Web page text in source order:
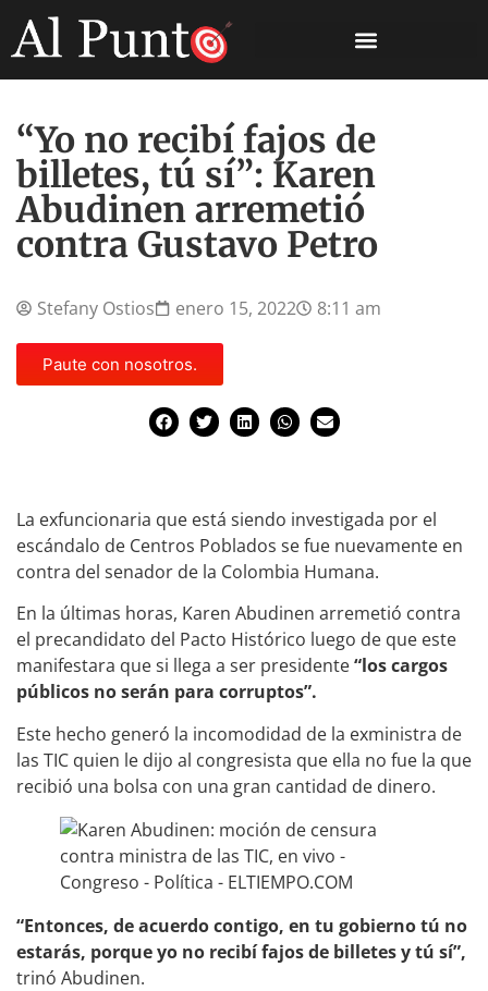
“Yo no recibí fajos de
billetes, tú sí”: Karen
Abudinen arremetió
contra Gustavo Petro
Stefany Ostios enero 15, 2022 8:11 am
Paute con nosotros.
La exfuncionaria que está siendo investigada por el
escándalo de Centros Poblados se fue nuevamente en
contra del senador de la Colombia Humana.
En la últimas horas, Karen Abudinen arremetió contra
el precandidato del Pacto Histórico luego de que este
manifestara que si llega a ser presidente“los cargos
públicos no serán para corruptos”.
Este hecho generó la incomodidad de la exministra de
las TIC quien le dijo al congresista que ella no fue la que
recibió una bolsa con una gran cantidad de dinero.
“Entonces, de acuerdo contigo, en tu gobierno tú no
estarás, porque yo no recibí fajos de billetes y tú sí”,
trinó Abudinen.